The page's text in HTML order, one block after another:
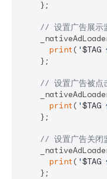
    };
// 设置广告展示
print ( '$TAG
    };
// 设置广告被点
print ( '$TAG
    };
// 设置广告关闭
print ( '$TAG
    };